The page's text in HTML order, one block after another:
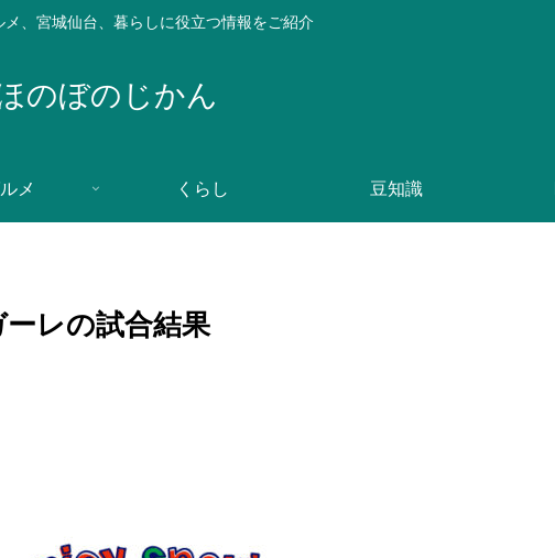
メ、宮城仙台、暮らしに役立つ情報をご紹介
のぼのじかん
メ くらし 豆知識
レの試合結果